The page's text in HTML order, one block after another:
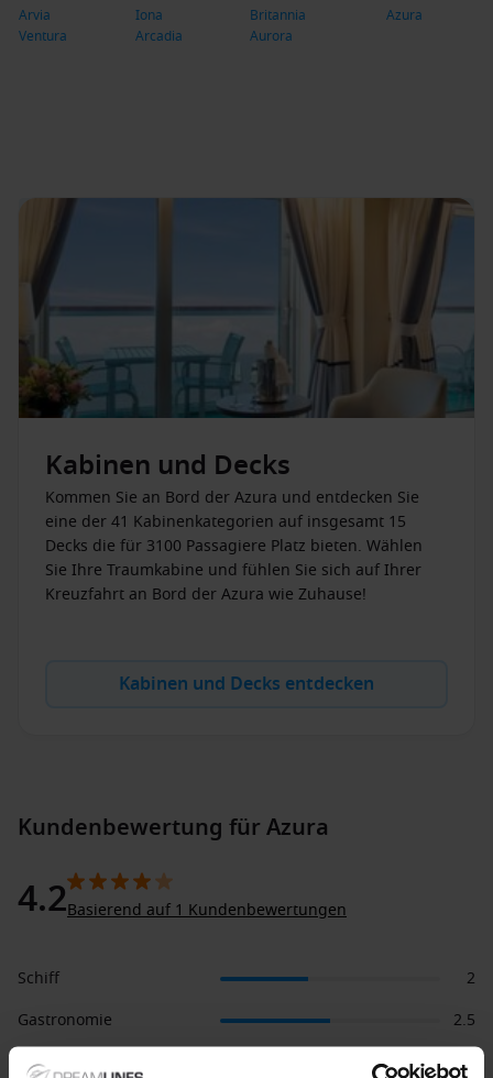
Arvia Iona Britannia
Azura
Ventura
Arcadia Aurora
Kabinen und Decks
Kommen Sie an Bord der Azura und entdecken Sie
eine der 41 Kabinenkategorien auf insgesamt 15
Decks die für 3100 Passagiere Platz bieten. Wählen
Sie Ihre Traumkabine und fühlen Sie sich auf Ihrer
Kreuzfahrt an Bord der Azura wie Zuhause!
Kabinen und Decks entdecken
Kundenbewertung für Azura
4.2Basierend auf 1 Kundenbewertungen
Schiff
2
Gastronomie
2.5
Service
2